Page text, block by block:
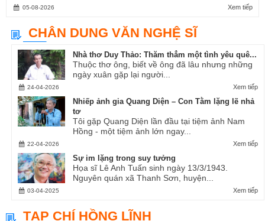
Xem tiếp
05-08-2026
CHÂN DUNG VĂN NGHỆ SĨ
Nhà thơ Duy Thảo: Thăm thẳm một tình yêu quê...
Thuộc thơ ông, biết về ông đã lâu nhưng những
ngày xuân gặp lại người...
Xem tiếp
24-04-2026
Nhiếp ảnh gia Quang Diện – Con Tằm lặng lẽ nhả
tơ
Tôi gặp Quang Diện lần đầu tại tiệm ảnh Nam
Hồng - một tiệm ảnh lớn ngay...
Xem tiếp
22-04-2026
Sự im lặng trong suy tưởng
Họa sĩ Lê Anh Tuấn sinh ngày 13/3/1943.
Nguyên quán xã Thanh Sơn, huyện...
Xem tiếp
03-04-2025
TẠP CHÍ HỒNG LĨNH